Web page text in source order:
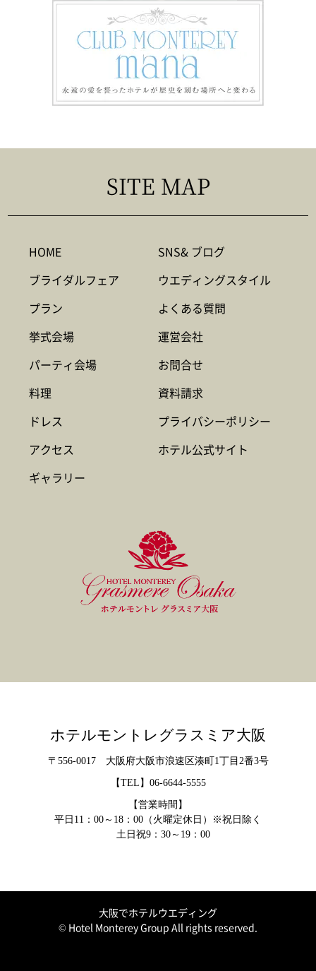
SITE MAP
HOME
ブライダルフェア
プラン
挙式会場
パーティ会場
料理
ドレス
アクセス
ギャラリー
SNS& ブログ
ウエディングスタイル
よくある質問
運営会社
お問合せ
資料請求
プライバシーポリシー
ホテル公式サイト
ホテルモントレグラスミア大阪
〒556-0017 大阪府大阪市浪速区湊町1丁目2番3号
【TEL】 06-6644-5555
【営業時間】
平日11：00～18：00（火曜定休日）※祝日除く
土日祝9：30～19：00
大阪でホテルウエディング
© Hotel Monterey Group All rights reserved.